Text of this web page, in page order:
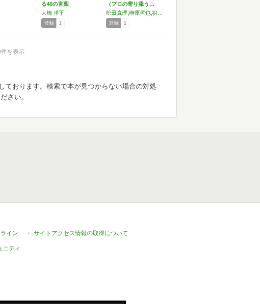
る40の言葉
大橋 洋平
登録 1
（プロの寄り添う…
登録 1
を表示
ております。検索で本が見つからない場合の対処
さい。
イン サイトアクセス情報の取得について
ニティ